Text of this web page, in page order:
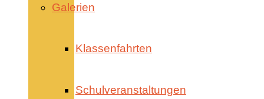
Galerien
Klassenfahrten
Schulveranstaltungen